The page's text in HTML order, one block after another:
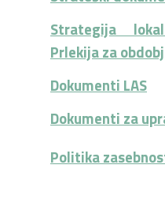
Strategija
Prlekija za
Dokumenti LAS
Dokumenti za
Politika